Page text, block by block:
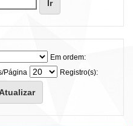
Em ordem:
Página
Registro(s):